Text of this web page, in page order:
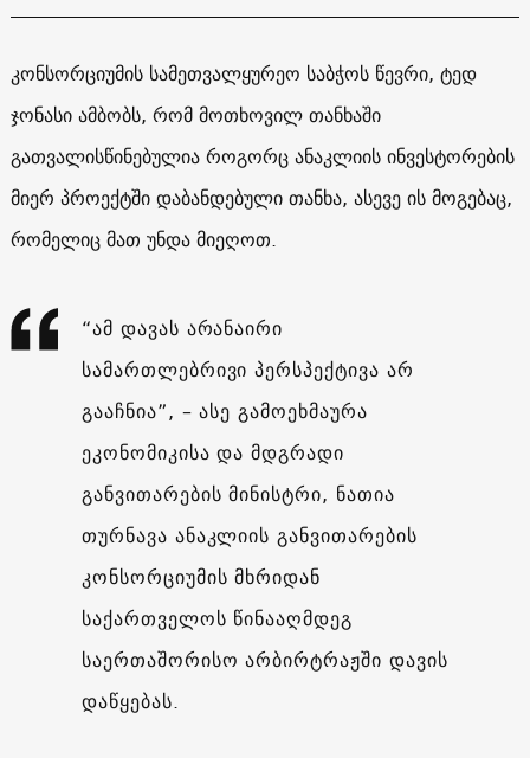
კონსორციუმის სამეთვალყურეო საბჭოს წევრი, ტედ
ჯონასი ამბობს, რომ მოთხოვილ თანხაში
გათვალისწინებულია როგორც ანაკლიის ინვესტორების
მიერ პროექტში დაბანდებული თანხა, ასევე ის მოგებაც,
რომელიც მათ უნდა მიეღოთ.
“ამ დავას არანაირი
სამართლებრივი პერსპექტივა არ
გააჩნია”, – ასე გამოეხმაურა
ეკონომიკისა და მდგრადი
განვითარების მინისტრი, ნათია
თურნავა ანაკლიის განვითარების
კონსორციუმის მხრიდან
საქართველოს წინააღმდეგ
საერთაშორისო არბირტრაჟში დავის
დაწყებას.